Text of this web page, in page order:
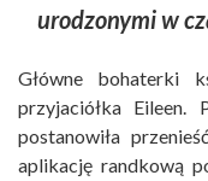
urodzonymi w
Główne bohaterki
przyjaciółka
postanowiła
aplikację randkową